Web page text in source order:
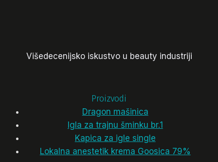
Višedecenijsko iskustvo u beauty industriji
Proizvodi
Dragon mašinica
Igla za trajnu šminku br.1
Kapica za igle single
Lokalna anestetik krema Goosica 79%